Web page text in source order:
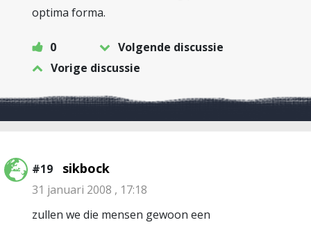
optima forma.
0
Volgende discussie
Vorige discussie
#19 sikbock
31 januari 2008 , 17:18
zullen we die mensen gewoon een